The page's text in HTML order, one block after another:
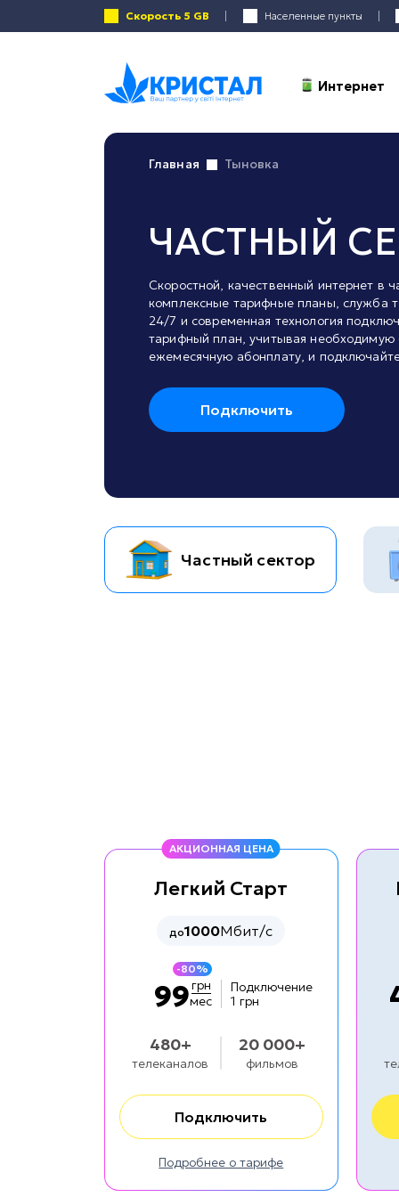
Скорость 5 GB Населенные пункты
Интернет
Главная Тыновка
ЧАСТНЫЙ
Скоростной, качественный интернет в
комплексные тарифные планы, служба
24/7 и современная технология
тарифный план, учитывая необходимую
ежемесячную абонплату, и
Подключить
Частный сектор
АКЦИОННАЯ ЦЕНА
Легкий Старт
до1000Мбит/с
-80%
99грн
мес
Подключение
1 грн
480+
телеканалов
20 000+
фильмов
Подключить
Подробнее о тарифе